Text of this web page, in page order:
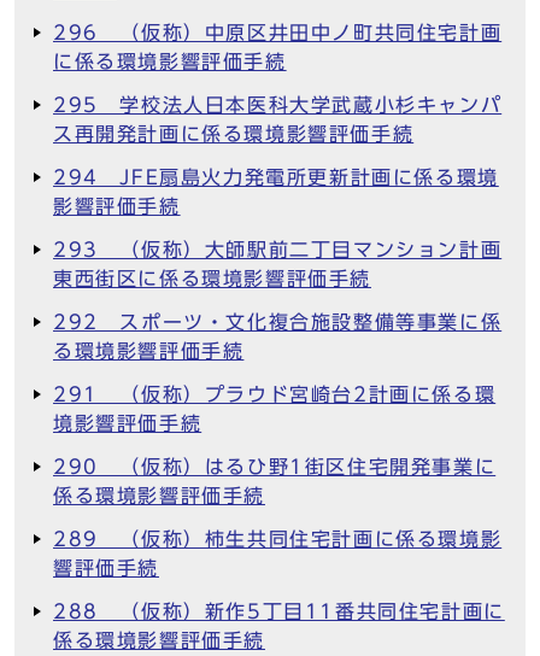
296 （仮称）中原区井田中ノ町共同住宅計画
に係る環境影響評価手続
295 学校法人日本医科大学武蔵小杉キャンパ
ス再開発計画に係る環境影響評価手続
294 JFE扇島火力発電所更新計画に係る環境
影響評価手続
293 （仮称）大師駅前二丁目マンション計画
東西街区に係る環境影響評価手続
292 スポーツ・文化複合施設整備等事業に係
る環境影響評価手続
291 （仮称）プラウド宮崎台2計画に係る環
境影響評価手続
290 （仮称）はるひ野1街区住宅開発事業に
係る環境影響評価手続
289 （仮称）柿生共同住宅計画に係る環境影
響評価手続
288 （仮称）新作5丁目11番共同住宅計画に
係る環境影響評価手続